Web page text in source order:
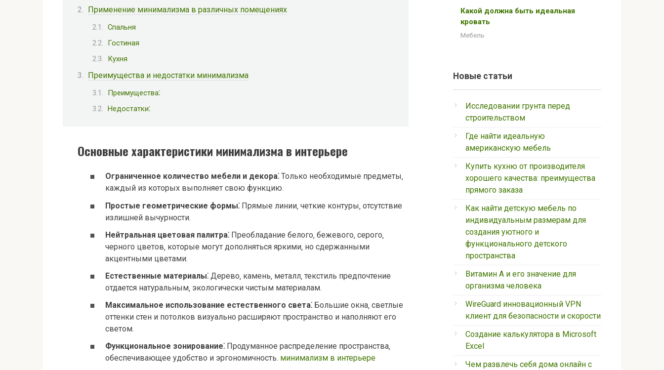
Применение минимализма в различных помещениях
Спальня
Гостиная
Кухня
Преимущества и недостатки минимализма
Преимущества⁚
Недостатки⁚
Основные характеристики минимализма в интерьере
Ограниченное количество мебели и декора⁚ Только необходимые предметы‚
каждый из которых выполняет свою функцию.
Простые геометрические формы⁚ Прямые линии‚ четкие контуры‚ отсутствие
излишней вычурности.
Нейтральная цветовая палитра⁚ Преобладание белого‚ бежевого‚ серого‚
черного цветов‚ которые могут дополняться яркими‚ но сдержанными
акцентными цветами.
Естественные материалы⁚ Дерево‚ камень‚ металл‚ текстиль предпочтение
отдается натуральным‚ экологически чистым материалам.
Максимальное использование естественного света⁚ Большие окна‚ светлые
оттенки стен и потолков визуально расширяют пространство и наполняют его
светом.
Функциональное зонирование⁚ Продуманное распределение пространства‚
обеспечивающее удобство и эргономичность. минимализм в интерьере
Какой должна быть идеальная
кровать
Мебель
Новые статьи
Исследовании грунта перед
строительством
Где найти идеальную
американскую мебель
Купить кухню от производителя
хорошего качества: преимущества
прямого заказа
Как найти детскую мебель по
индивидуальным размерам для
создания уютного и
функционального детского
пространства
Витамин А и его значение для
организма человека
WireGuard инновационный VPN
клиент для безопасности и скорости
Создание калькулятора в Microsoft
Excel
Чем развлечь себя дома онлайн с